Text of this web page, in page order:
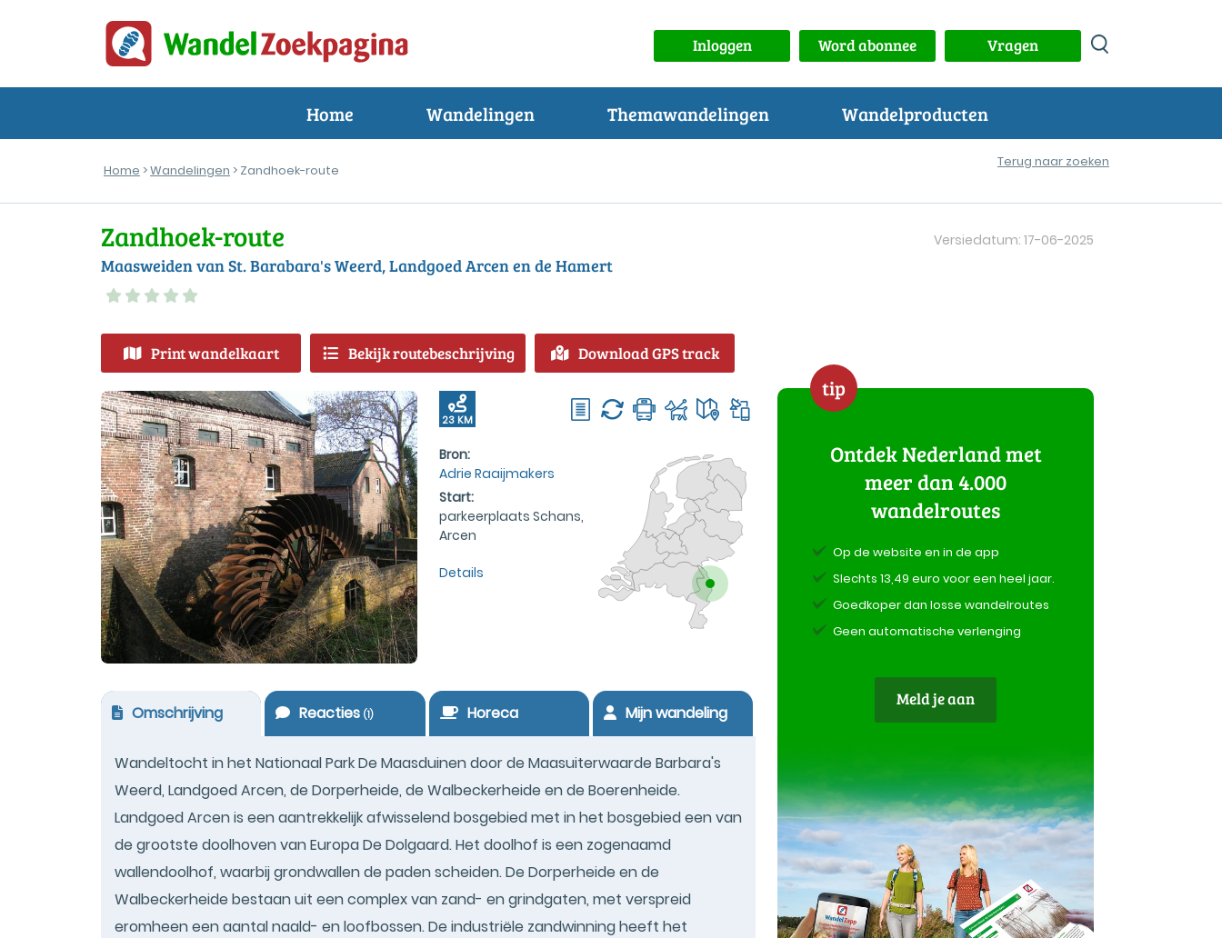
Inloggen Word abonnee Vragen
Home Wandelingen Themawandelingen Wandelproducten
Home >Wandelingen > Zandhoek-route
Terug naar zoeken
Zandhoek-route
Maasweiden van St. Barabara's Weerd, Landgoed Arcen en de Hamert
Versiedatum: 17-06-2025
Print wandelkaart Bekijk routebeschrijving Download GPS track
23 KM
Bron:
Adrie Raaijmakers
Start:
parkeerplaats Schans,
Arcen
Details
Omschrijving Reacties(1) Horeca Mijn wandeling
Wandeltocht in het Nationaal Park De Maasduinen door de Maasuiterwaarde Barbara's
Weerd, Landgoed Arcen, de Dorperheide, de Walbeckerheide en de Boerenheide.
Landgoed Arcen is een aantrekkelijk afwisselend bosgebied met in het bosgebied een van
de grootste doolhoven van Europa De Dolgaard. Het doolhof is een zogenaamd
wallendoolhof, waarbij grondwallen de paden scheiden. De Dorperheide en de
Walbeckerheide bestaan uit een complex van zand- en grindgaten, met verspreid
eromheen een aantal naald- en loofbossen. De industriële zandwinning heeft het
tip
Ontdek Nederland met
meer dan 4.000
wandelroutes
Op de website en in de app
Slechts 13,49 euro voor een heel jaar.
Goedkoper dan losse wandelroutes
Geen automatische verlenging
Meld je aan